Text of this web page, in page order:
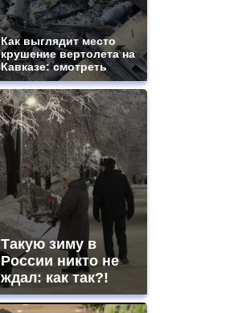
Как выглядит место
крушение вертолета на
Кавказе: смотреть
Такую зиму в
России никто не
ждал: как так?!